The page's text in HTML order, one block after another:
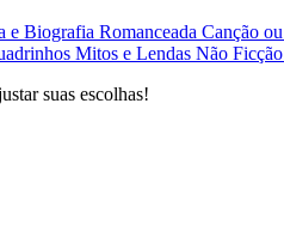
e Biografia Romanceada Canção
Mitos e Lendas Não Ficção
suas escolhas!